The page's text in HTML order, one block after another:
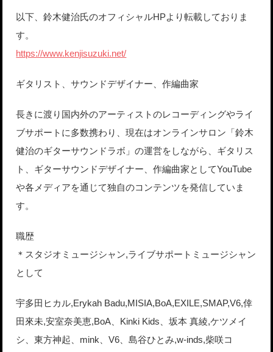
以下、鈴木健治氏のオフィシャルHPより転載しておりま
す。
https://www.kenjisuzuki.net/
ギタリスト、サウンドデザイナー、作編曲家
長きに渡り国内外のアーティストのレコーディングやライ
ブサポートに多数携わり、現在はオンラインサロン「鈴木
健治のギターサウンドラボ」の運営をしながら、ギタリス
ト、ギターサウンドデザイナー、作編曲家としてYouTube
や各メディアを通じて独自のコンテンツを発信していま
す。
職歴
＊スタジオミュージシャン,ライブサポートミュージシャン
として
宇多田ヒカル,Erykah Badu,MISIA,BoA,EXILE,SMAP,V6,倖
田來未,安室奈美恵,BoA、Kinki Kids、坂本 真綾,ケツメイ
シ、東方神起、mink、V6、島谷ひとみ,w-inds,柴咲コ